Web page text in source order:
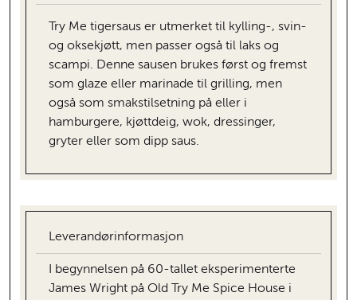
Try Me tigersaus er utmerket til kylling-, svin-
og oksekjøtt, men passer også til laks og
scampi. Denne sausen brukes først og fremst
som glaze eller marinade til grilling, men
også som smakstilsetning på eller i
hamburgere, kjøttdeig, wok, dressinger,
gryter eller som dipp saus.
Leverandørinformasjon
I begynnelsen på 60-tallet eksperimenterte
James Wright på Old Try Me Spice House i